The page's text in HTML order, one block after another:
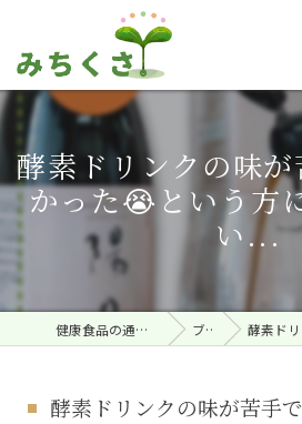
酵素ドリンクの味
かった😭という方
い...
健康食品の通販ならみちくさ。 ブログ 酵素ドリンクの
酵素ドリンクの味が苦手